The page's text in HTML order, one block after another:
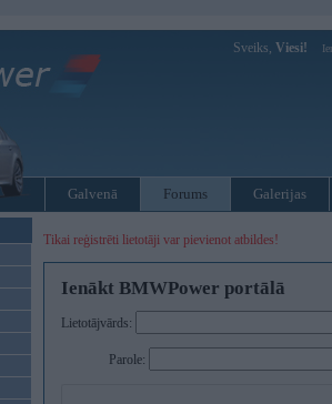
Sveiks, Viesi!
Galvenā Forums Galerijas
Tikai reģistrēti lietotāji var pievienot atbildes!
Ienākt BMWPower portālā
Lietotājvārds:
Parole: